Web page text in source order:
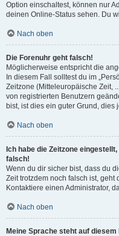
Option einschaltest, können nur
deinen Online-Status sehen. Du
Nach oben
Die Forenuhr geht falsch!
Möglicherweise entspricht die
In diesem Fall solltest du im
Zeitzone (Mitteleuropäische Zeit,
von registrierten Benutzern
bist, ist dies ein guter Grund, dies
Nach oben
Ich habe die Zeitzone
falsch!
Wenn du dir sicher bist, dass du
Zeit trotzdem noch falsch ist,
Kontaktiere einen Administrator,
Nach oben
Meine Sprache steht auf